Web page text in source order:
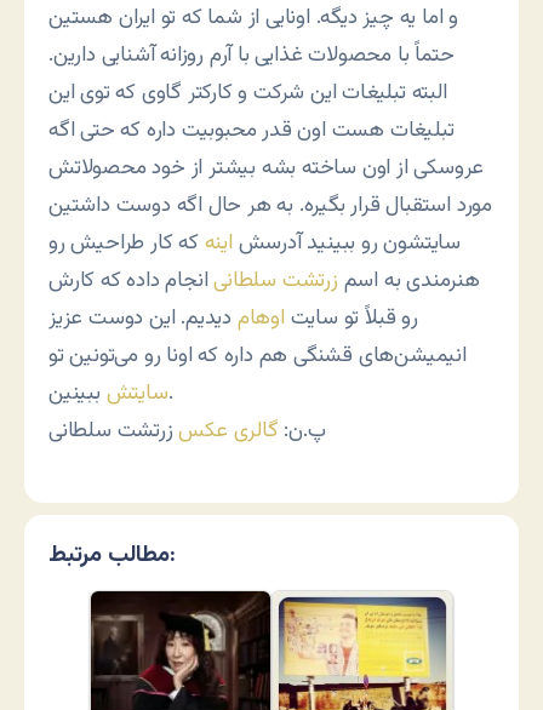
و اما یه چیز دیگه. اونایی از شما که تو ایران هستین
حتماً با محصولات غذایی با آرم روزانه آشنایی دارین.
البته تبلیغات این شرکت و کارکتر گاوی که توی این
تبلیغات هست اون قدر محبوبیت داره که حتی اگه
عروسکی از اون ساخته بشه بیشتر از خود محصولاتش
مورد استقبال قرار بگیره. به هر حال اگه دوست داشتین
سایتشون رو ببینید آدرسش اینهکه کار طراحیش رو
هنرمندی به اسم زرتشت سلطانیانجام داده که کارش
رو قبلاً تو سایت اوهام دیدیم. این دوست عزیز
انیمیشن‌های قشنگی هم داره که اونا رو می‌تونین تو
سایتشببینین.
پ.ن: گالری عکسزرتشت سلطانی
مطالب مرتبط: